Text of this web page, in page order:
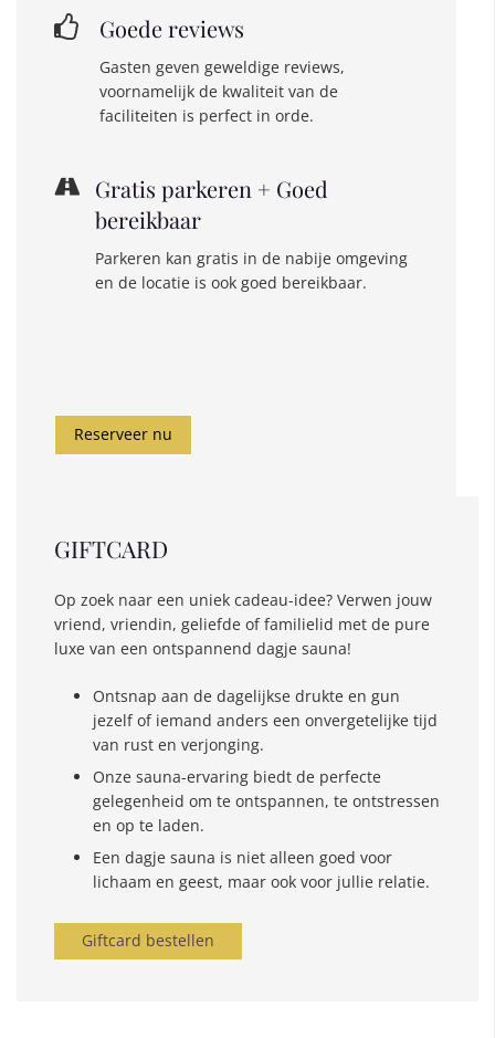
Goede reviews
Gasten geven geweldige reviews,
voornamelijk de kwaliteit van de
faciliteiten is perfect in orde.
Gratis parkeren + Goed
bereikbaar
Parkeren kan gratis in de nabije omgeving
en de locatie is ook goed bereikbaar.
Reserveer nu
GIFTCARD
Op zoek naar een uniek cadeau-idee? Verwen jouw
vriend, vriendin, geliefde of familielid met de pure
luxe van een ontspannend dagje sauna!
Ontsnap aan de dagelijkse drukte en gun
jezelf of iemand anders een onvergetelijke tijd
van rust en verjonging.
Onze sauna-ervaring biedt de perfecte
gelegenheid om te ontspannen, te ontstressen
en op te laden.
Een dagje sauna is niet alleen goed voor
lichaam en geest, maar ook voor jullie relatie.
Giftcard bestellen